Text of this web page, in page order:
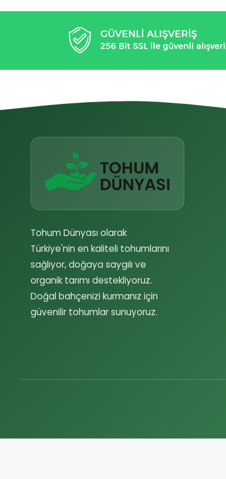
Tohum Dünyası olarak
Türkiye'nin en kaliteli tohumlarını
sağlıyor, doğaya saygılı ve
organik tarımı destekliyoruz.
Doğal bahçenizi kurmanız için
güvenilir tohumlar sunuyoruz.